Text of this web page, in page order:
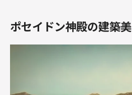
ポセイドン神殿の建築美